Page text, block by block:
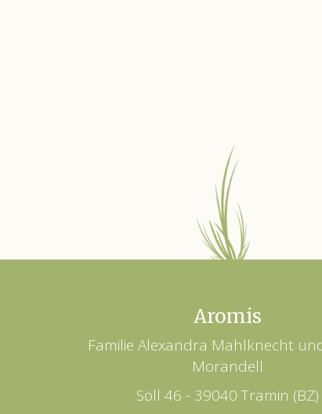
Aromis
Familie Alexandra Mahlknecht
Morandell
Söll 46 - 39040 Tramin (BZ)